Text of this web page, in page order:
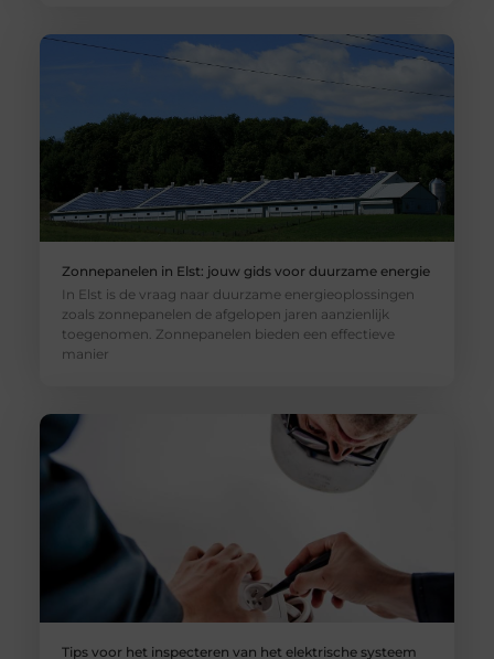
Zonnepanelen in Elst: jouw gids voor duurzame energie
In Elst is de vraag naar duurzame energieoplossingen
zoals zonnepanelen de afgelopen jaren aanzienlijk
toegenomen. Zonnepanelen bieden een effectieve
manier
Tips voor het inspecteren van het elektrische systeem